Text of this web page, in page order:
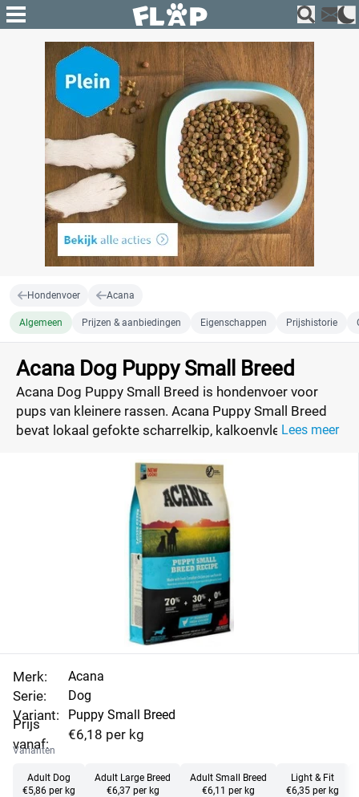
Hondenvoer Acana
Algemeen Prijzen & aanbiedingen Eigenschappen Prijshistorie
Acana Dog Puppy Small Breed
Acana Dog Puppy Small Breed is hondenvoer voor
pups van kleinere rassen. Acana Puppy Small Breed
bevat lokaal gefokte scharrelkip, kalkoenvlees,
rijk aan de beste voedingsstoffen, speciaal voor jouw
pup. Bekijk alle hondenvoer prijzen en vind de beste
aanbeiding voor jouw hondenbrokken.
Lees meer
Merk:
Serie:
Variant:
Prijs
vanaf:
Acana
Dog
Puppy Small Breed
€6,18 per kg
Varianten
Adult Dog
€5,86 per kg
Adult Large Breed
€6,37 per kg
Adult Small Breed
€6,11 per kg
Light & Fit
€6,35 per kg